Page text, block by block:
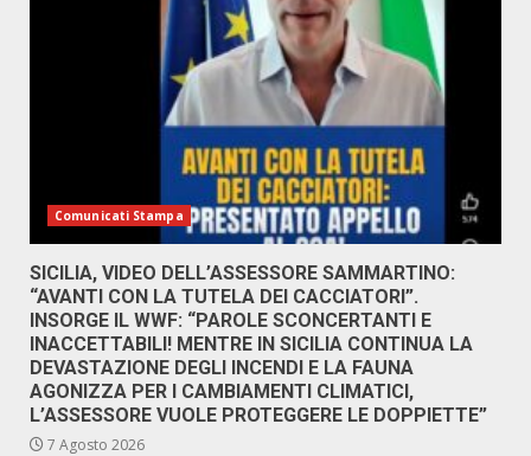
Comunicati Stampa
SICILIA, VIDEO DELL’ASSESSORE SAMMARTINO:
“AVANTI CON LA TUTELA DEI CACCIATORI”.
INSORGE IL WWF: “PAROLE SCONCERTANTI E
INACCETTABILI! MENTRE IN SICILIA CONTINUA LA
DEVASTAZIONE DEGLI INCENDI E LA FAUNA
AGONIZZA PER I CAMBIAMENTI CLIMATICI,
L’ASSESSORE VUOLE PROTEGGERE LE DOPPIETTE”
7 Agosto 2026